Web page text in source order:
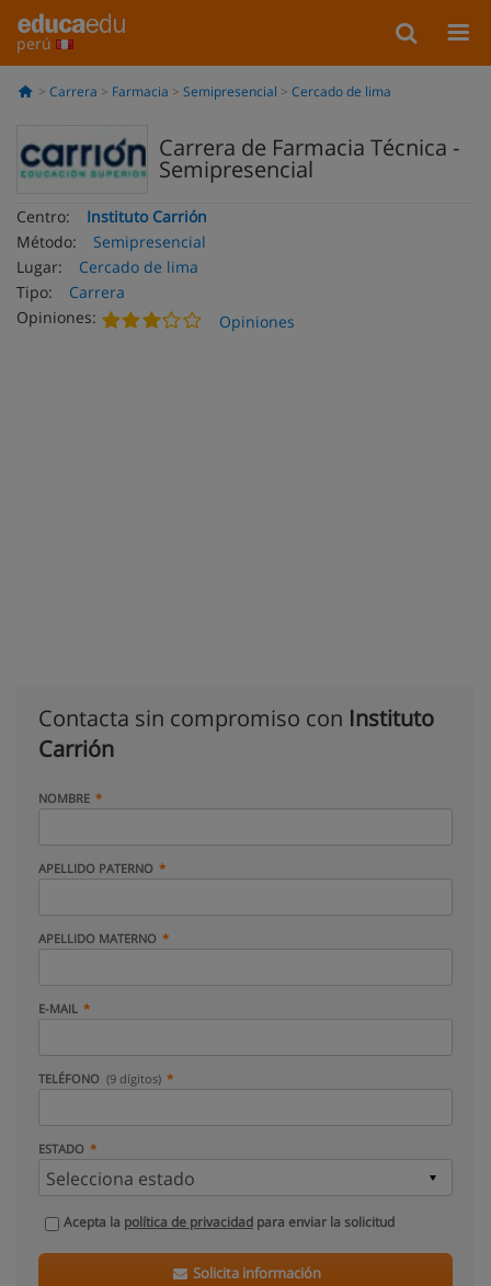
perú
Carrera Farmacia Semipresencial Cercado de lima
Carrera de Farmacia Técnica -
Semipresencial
Centro:
Instituto Carrión
Método:
Semipresencial
Lugar:
Cercado de lima
Tipo:
Carrera
Opiniones:
Opiniones
Contacta sin compromiso con Instituto
Carrión
NOMBRE
APELLIDO PATERNO
APELLIDO MATERNO
E-MAIL
TELÉFONO (9 dígitos)
ESTADO
Acepta la política de privacidad para enviar la solicitud
Solicita información